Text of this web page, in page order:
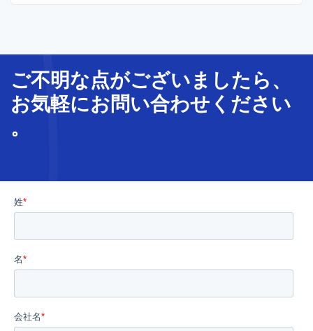
ご不明な点がございましたら、
お気軽にお問い合わせ ください
。